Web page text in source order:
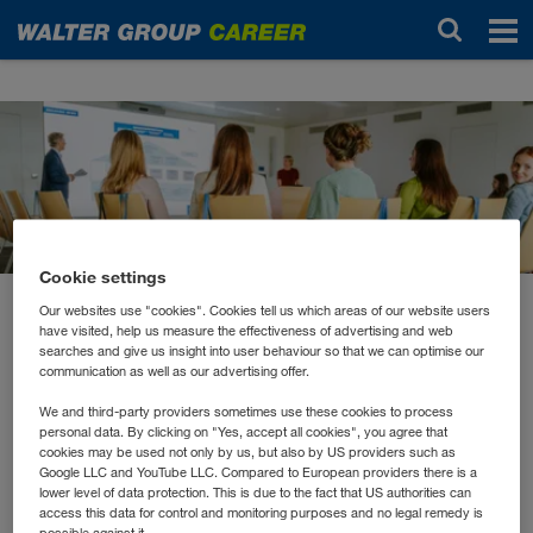
Aktualności
maj 2026
Karenzfrühstück: Vernetzen,
austauschen und gut
vorbereitet zurückkehren
Die WALTER GROUP lädt regelmäßig alle
Cookie settings
Our websites use "cookies". Cookies tell us which areas of our website users
have visited, help us measure the effectiveness of advertising and web
searches and give us insight into user behaviour so that we can optimise our
communication as well as our advertising offer.
We and third-party providers sometimes use these cookies to process
personal data. By clicking on "Yes, accept all cookies", you agree that
cookies may be used not only by us, but also by US providers such as
Google LLC and YouTube LLC. Compared to European providers there is a
lower level of data protection. This is due to the fact that US authorities can
access this data for control and monitoring purposes and no legal remedy is